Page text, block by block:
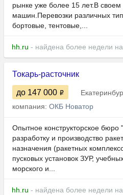
рынке уже более 15 лет.В
машин.Перевозки различных
бортовые, тентовые,...
hh.ru - найдена более недели
Токарь-расточник
до 147 000
компания: ОКБ Новатор
Опытное конструкторское бюро
разработку и производство
назначения (ракетных
пусковых установок ЗУР,
морского и...
hh.ru - найдена более недели